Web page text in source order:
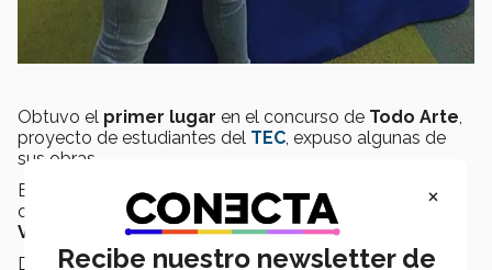
Obtuvo el primer lugar en el concurso de Todo Arte,
proyecto de estudiantes del TEC, expuso algunas de
sus obras.
En un futuro se podrán admirar sus obras, ya qué busca
que se expongan en la biblioteca delcampus
Veracruz
Dana Marini es un talento digno de admirar, con sus
×
Recibe nuestro newsletter de